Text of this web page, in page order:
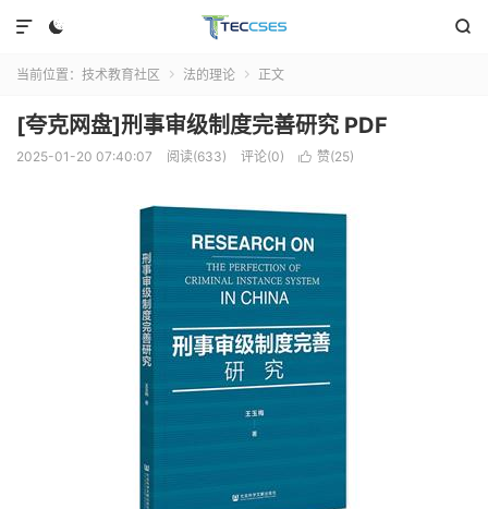
 

当前位置： 技术教育社区  法的理论  正文
[夸克网盘]刑事审级制度完善研究 PDF
2025-01-20 07:40:07 阅读(633) 评论(0)  赞(25)